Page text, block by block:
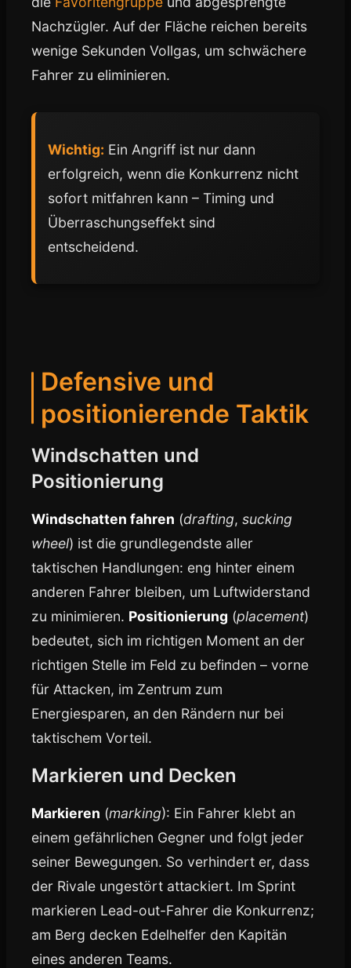
Nachzügler. Auf der Fläche reichen bereits
wenige Sekunden Vollgas, um schwächere
Fahrer zu eliminieren.
Wichtig: Ein Angriff ist nur dann
erfolgreich, wenn die Konkurrenz nicht
sofort mitfahren kann – Timing und
Überraschungseffekt sind
entscheidend.
Defensive und
positionierende Taktik
Windschatten und
Positionierung
Windschatten fahren (drafting, sucking
wheel) ist die grundlegendste aller
taktischen Handlungen: eng hinter einem
anderen Fahrer bleiben, um Luftwiderstand
zu minimieren. Positionierung (placement)
bedeutet, sich im richtigen Moment an der
richtigen Stelle im Feld zu befinden – vorne
für Attacken, im Zentrum zum
Energiesparen, an den Rändern nur bei
taktischem Vorteil.
Markieren und Decken
Markieren (marking): Ein Fahrer klebt an
einem gefährlichen Gegner und folgt jeder
seiner Bewegungen. So verhindert er, dass
der Rivale ungestört attackiert. Im Sprint
markieren Lead-out-Fahrer die Konkurrenz;
am Berg decken Edelhelfer den Kapitän
eines anderen Teams.